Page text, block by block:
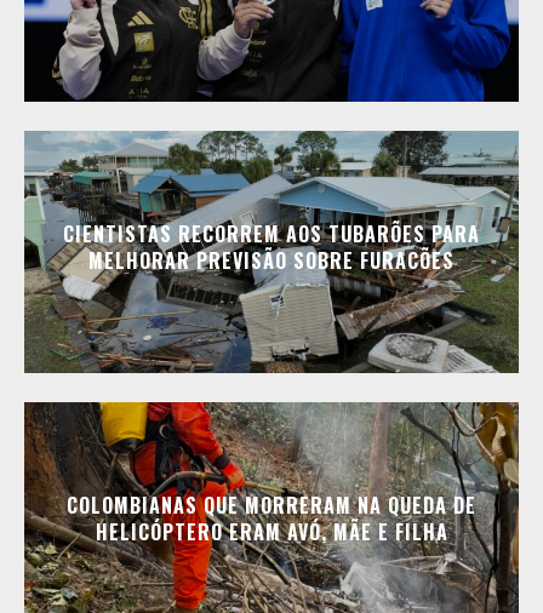
CIENTISTAS RECORREM AOS TUBARÕES PARA
MELHORAR PREVISÃO SOBRE FURACÕES
COLOMBIANAS QUE MORRERAM NA QUEDA DE
HELICÓPTERO ERAM AVÓ, MÃE E FILHA